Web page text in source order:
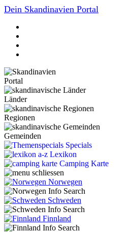
Dein Skandinavien Portal
Portal
Länder
Regionen
Gemeinden
Specials
Lexikon
Camping Karte
Norwegen
Schweden
Finnland